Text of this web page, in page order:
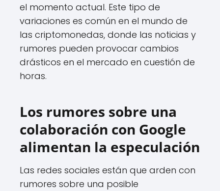
el momento actual. Este tipo de
variaciones es común en el mundo de
las criptomonedas, donde las noticias y
rumores pueden provocar cambios
drásticos en el mercado en cuestión de
horas.
Los rumores sobre una
colaboración con Google
alimentan la especulación
Las redes sociales están que arden con
rumores sobre una posible